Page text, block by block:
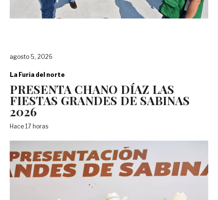
agosto 5, 2026
La Furia del norte
PRESENTA CHANO DÍAZ LAS
FIESTAS GRANDES DE SABINAS
2026
Hace 17 horas